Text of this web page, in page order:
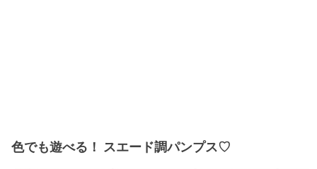
色でも遊べる！ スエード調パンプス♡